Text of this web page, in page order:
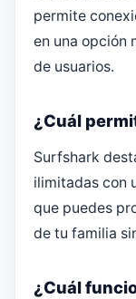
permite
en una opción
de usuarios.
¿Cuál
Surfshark
ilimitadas con
que puedes
de tu familia
¿Cuál